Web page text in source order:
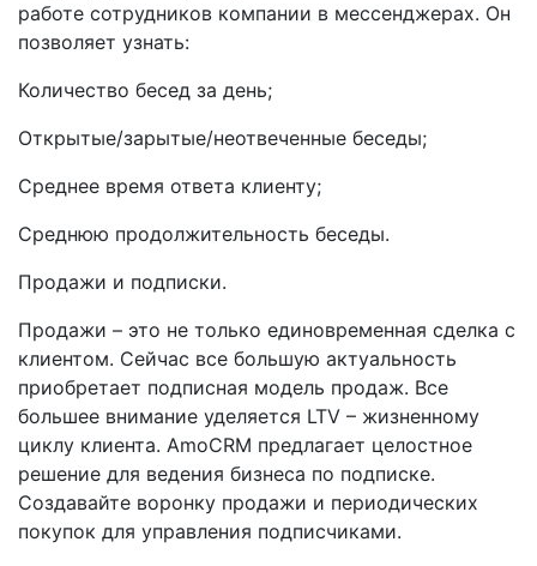
работе сотрудников компании в мессенджерах. Он
позволяет узнать:
Количество бесед за день;
Открытые/зарытые/неотвеченные беседы;
Среднее время ответа клиенту;
Среднюю продолжительность беседы.
Продажи и подписки.
Продажи – это не только единовременная сделка с
клиентом. Сейчас все большую актуальность
приобретает подписная модель продаж. Все
большее внимание уделяется LTV – жизненному
циклу клиента. AmoCRM предлагает целостное
решение для ведения бизнеса по подписке.
Создавайте воронку продажи и периодических
покупок для управления подписчиками.